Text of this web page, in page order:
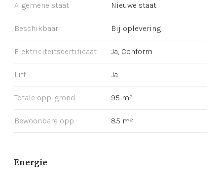
Algemene staat Nieuwe staat
Beschikbaar Bij oplevering
Elektriciteitscertificaat Ja, Conform
Lift Ja
Totale opp. grond 95 m²
Bewoonbare opp. 85 m²
Energie